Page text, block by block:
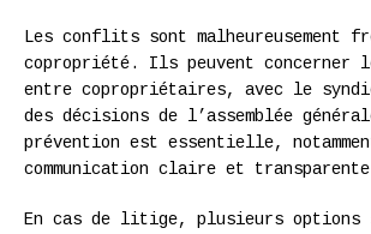
Les conflits sont malheureusement
copropriété. Ils peuvent concerner
entre copropriétaires, avec le
des décisions de l’assemblée
prévention est essentielle,
communication claire et
En cas de litige, plusieurs options